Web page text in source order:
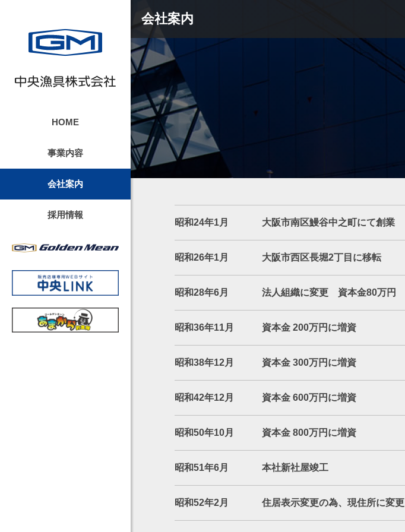
HOME
事業内容
会社案内
会社案内
概要
経営理念
採用情報
会社案内
昭和24年1月 大阪市南区鰻谷中之町にて創業
昭和26年1月 大阪市西区長堀2丁目に移転
昭和28年6月 法人組織に変更 資本金80万円
昭和36年11月 資本金 200万円に増資
昭和38年12月 資本金 300万円に増資
昭和42年12月 資本金 600万円に増資
昭和50年10月 資本金 800万円に増資
昭和51年6月 本社新社屋竣工
昭和52年2月 住居表示変更の為、現住所に変更